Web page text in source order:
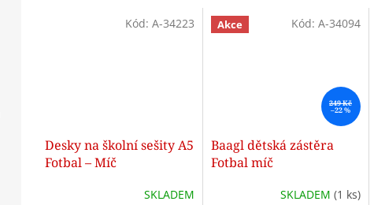
Desky na školní sešity A5
Fotbal – Míč
SKLADEM
Kód: A-34223 Akce
249 Kč
–22 %
Baagl dětská zástěra
Fotbal míč
SKLADEM (1 ks)
Kód: A-34094